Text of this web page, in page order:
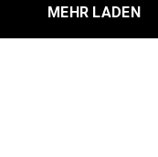
MEHR LADEN